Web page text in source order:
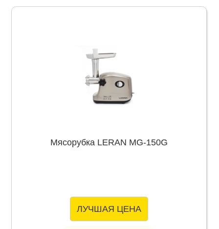
Мясорубка LERAN MG-150G
ЛУЧШАЯ ЦЕНА